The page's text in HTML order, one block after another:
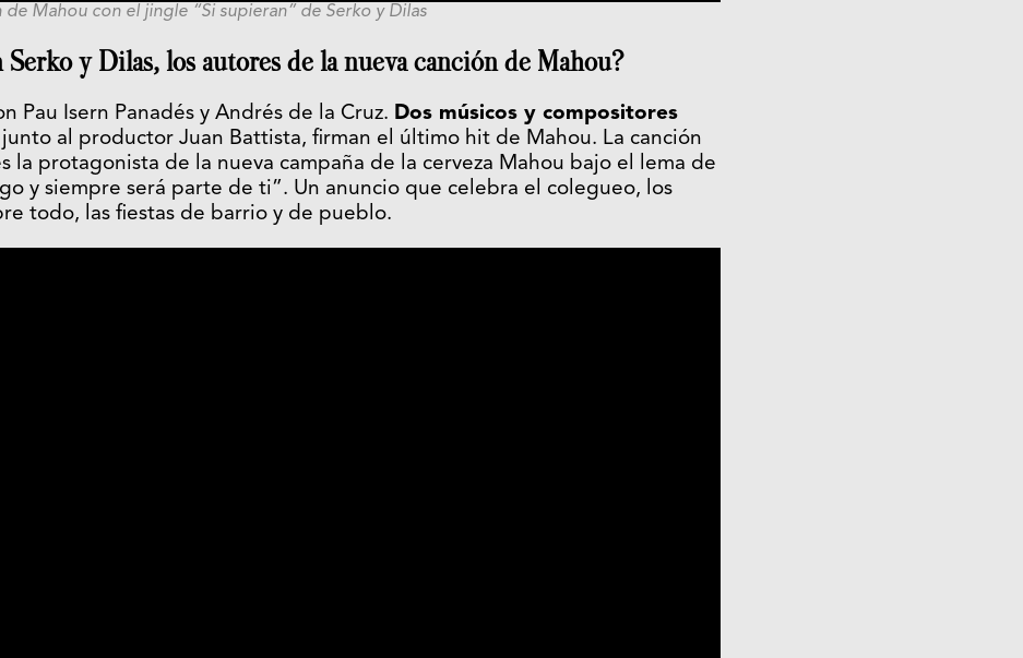
Mahou con el jingle “Si supieran” de Serko y Dilas
Serko y Dilas, los autores de la nueva canción de Mahou?
Pau Isern Panadés y Andrés de la Cruz. Dos músicos y compositores
al productor Juan Battista, firman el último hit de Mahou. La canción
la protagonista de la nueva campaña de la cerveza Mahou bajo el lema de
y siempre será parte de ti”. Un anuncio que celebra el colegueo, los
todo, las fiestas de barrio y de pueblo.